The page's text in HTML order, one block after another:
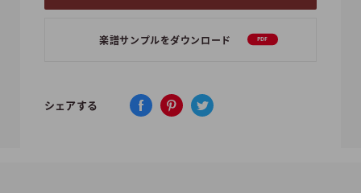
楽譜サンプルをダウンロード PDF
シェアする